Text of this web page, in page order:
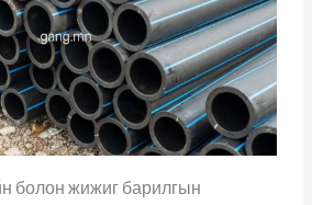
болон жижиг барилгын